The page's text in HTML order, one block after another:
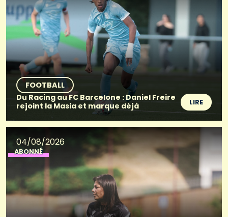
FOOTBALL
Du Racing au FC Barcelone : Daniel Freire
rejoint la Masia et marque déjà
LIRE
04/08/2026
ABONNÉ